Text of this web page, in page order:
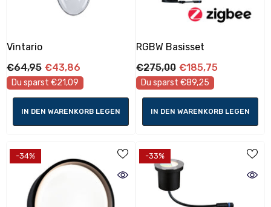
Vintario
€64,95 €43,86
Du sparst €21,09
IN DEN WARENKORB LEGEN
RGBW Basisset
€275,00 €185,75
Du sparst €89,25
IN DEN WARENKORB LEGEN
-34% -33%